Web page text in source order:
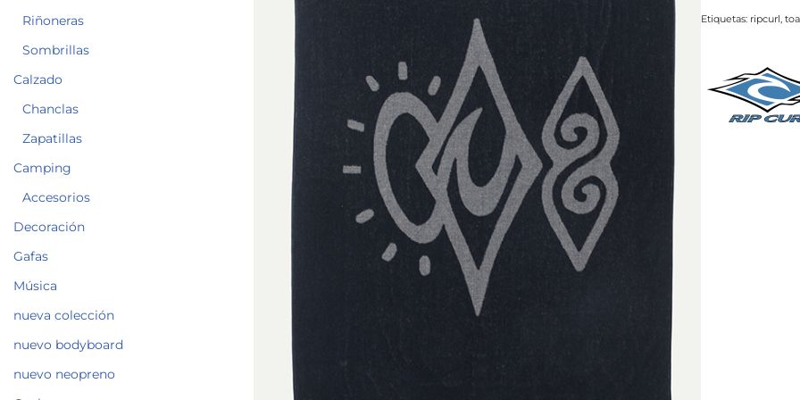
Riñoneras
Sombrillas
Calzado
Chanclas
Zapatillas
Camping
Accesorios
Decoración
Gafas
Música
nueva colección
nuevo bodyboard
nuevo neopreno
Etiquetas: ripcurl ,